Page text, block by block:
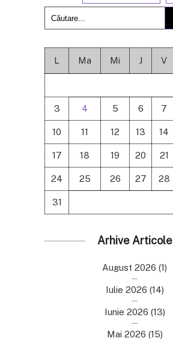
L Ma Mi J V
3 4 5 6 7
10 11 12 13 14
17 18 19 20 21
24 25 26 27 28
31
Arhive Articole
August 2026 (1)
Iulie 2026 (14)
Iunie 2026 (13)
Mai 2026 (15)